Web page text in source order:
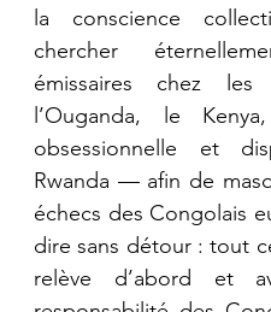
la conscience
chercher
émissaires chez
l’Ouganda, le
obsessionnelle et
Rwanda — afin de
échecs des Congolais
dire sans détour : tout
relève d’abord et